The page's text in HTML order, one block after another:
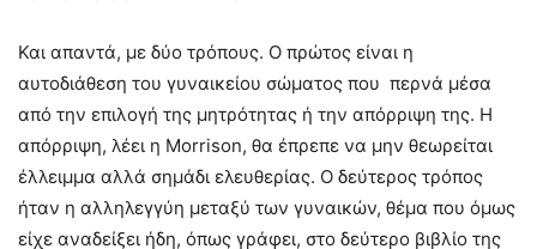
Και απαντά, με δύο τρόπους. Ο πρώτος είναι η
αυτοδιάθεση του γυναικείου σώματος που περνά μέσα
από την επιλογή της μητρότητας ή την απόρριψη της. Η
απόρριψη, λέει η Morrison, θα έπρεπε να μην θεωρείται
έλλειμμα αλλά σημάδι ελευθερίας. Ο δεύτερος τρόπος
ήταν η αλληλεγγύη μεταξύ των γυναικών, θέμα που όμως
είχε αναδείξει ήδη, όπως γράφει, στο δεύτερο βιβλίο της